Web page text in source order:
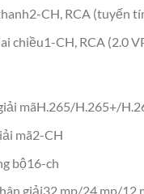
2-CH, RCA (tuyến
chiều1-CH, RCA (2.0
mãH.265/H.265+/
mã2-CH
bộ16-ch
giải32 mp/24 mp/12